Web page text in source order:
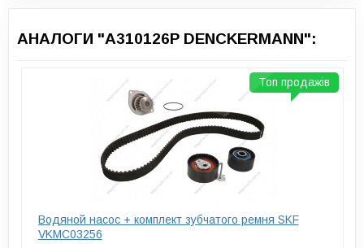
АНАЛОГИ "A310126P DENCKERMANN":
Водяной насос + комплект зубчатого ремня SKF
VKMC03256
Топ продажів